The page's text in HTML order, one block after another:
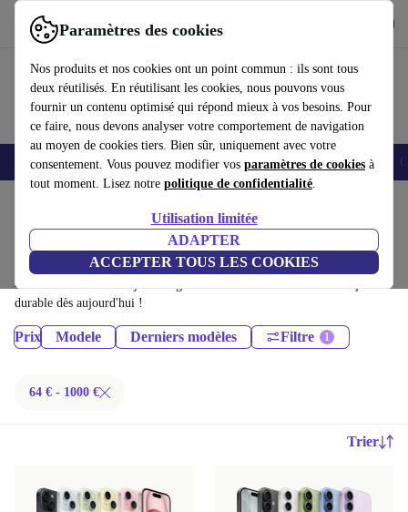
Paramètres des cookies
Nos produits et nos cookies ont un point commun : ils sont tous
deux réutilisés. En réutilisant les cookies, nous pouvons vous
fournir un contenu optimisé qui répond mieux à vos besoins. Pour
ce faire, nous devons analyser votre comportement de navigation
au moyen de cookies tiers. Bien sûr, uniquement avec votre
consentement. Vous pouvez modifier vos paramètres de cookies à
tout moment. Lisez notre politique de confidentialité.
Utilisation limitée
ADAPTER
ACCEPTER TOUS LES COOKIES
Utilisez refurbed rapidement et facilement
Smartphones Laptops Tablettes Montres connectées Accessoires
iPhones:
iPhones certifiés reconditionnés à moins de 1000€ – économisez jusqu'à
40 %. Retours sous 30 jours et garantie de 12 mois. Achetez de façon
durable dès aujourd'hui !
Prix Modele Derniers modèles Filtre
64 € - 1000 €
Trier